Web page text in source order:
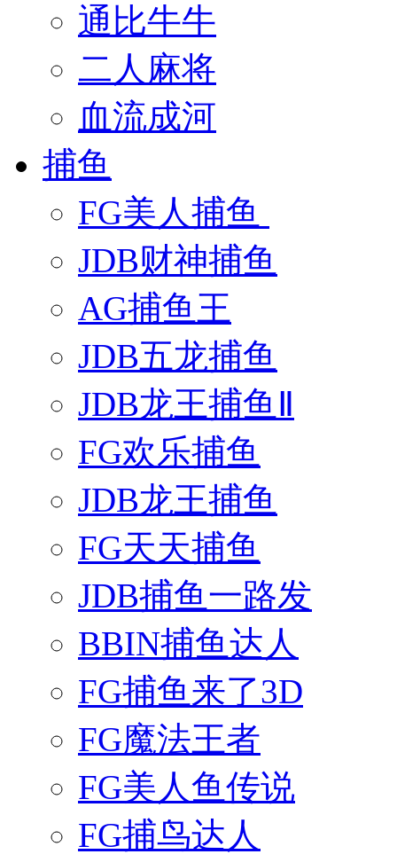
通比牛牛
二人麻将
血流成河
捕鱼
FG美人捕鱼
JDB财神捕鱼
AG捕鱼王
JDB五龙捕鱼
JDB龙王捕鱼Ⅱ
FG欢乐捕鱼
JDB龙王捕鱼
FG天天捕鱼
JDB捕鱼一路发
BBIN捕鱼达人
FG捕鱼来了3D
FG魔法王者
FG美人鱼传说
FG捕鸟达人